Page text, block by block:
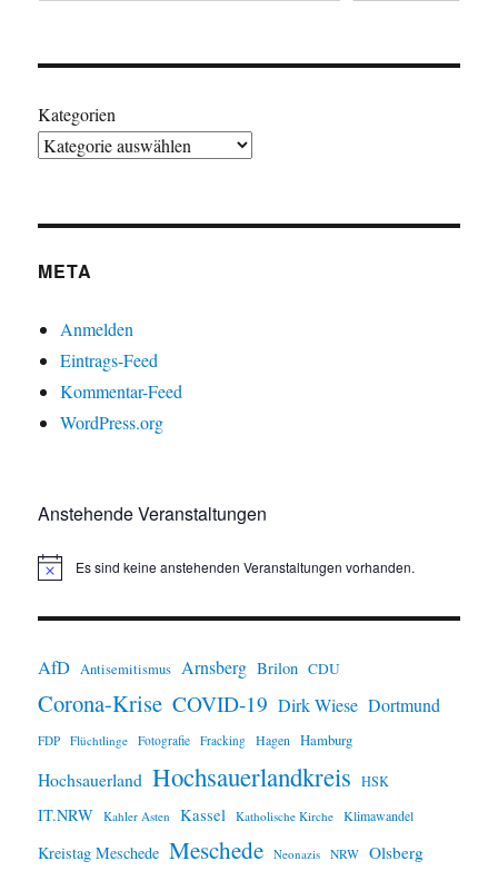
Kategorien
META
Anmelden
Eintrags-Feed
Kommentar-Feed
WordPress.org
Anstehende Veranstaltungen
H
Es sind keine anstehenden Veranstaltungen vorhanden.
AfD Antisemitismus Arnsberg Brilon CDU
Corona-Krise COVID-19 Dirk Wiese Dortmund
FDP Flüchtlinge Fotografie Fracking Hagen Hamburg
Hochsauerland Hochsauerlandkreis HSK
IT.NRW Kahler Asten Kassel Katholische Kirche Klimawandel
Kreistag Meschede Meschede Neonazis NRW Olsberg